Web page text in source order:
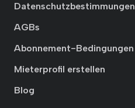
Datenschutzbestimmungen
AGBs
Abonnement-Bedingungen
Mieterprofil erstellen
Blog